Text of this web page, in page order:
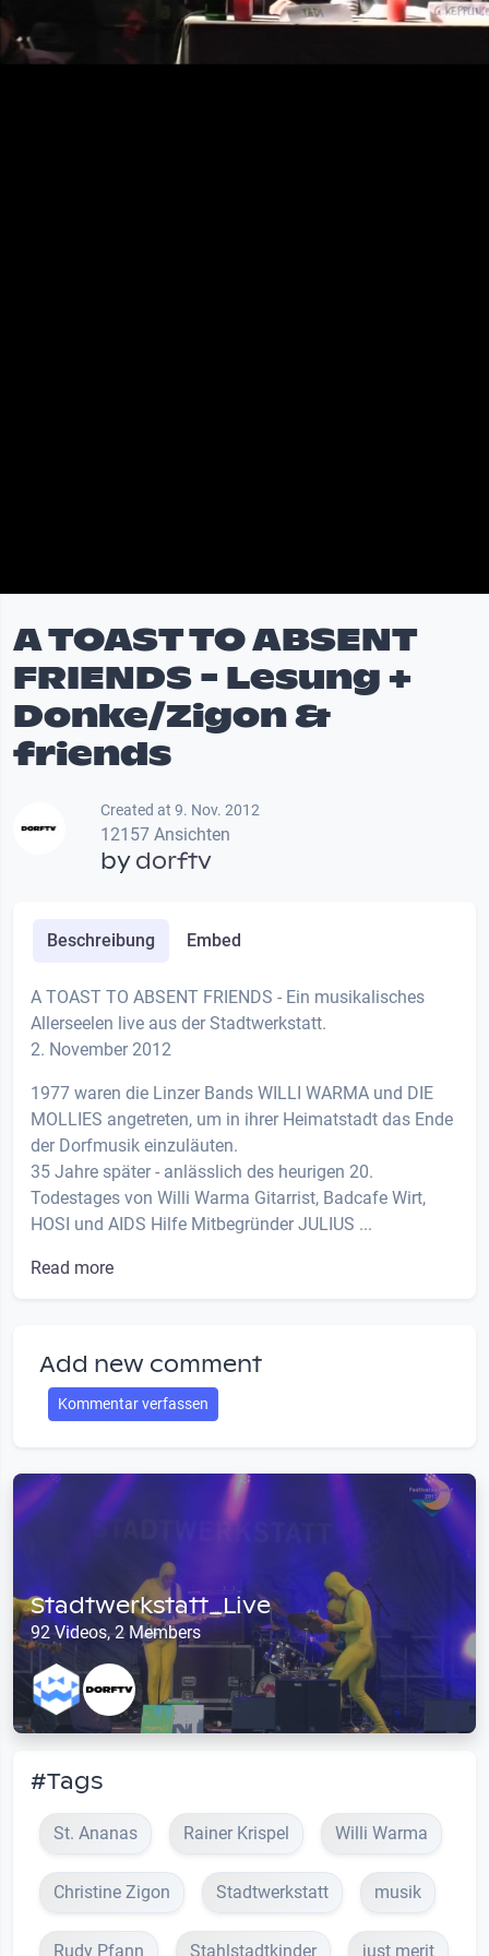
A TOAST TO ABSENT
FRIENDS - Lesung +
Donke/Zigon &
friends
Created at 9. Nov. 2012
12157 Ansichten
bydorftv
Beschreibung Embed
A TOAST TO ABSENT FRIENDS - Ein musikalisches
Allerseelen live aus der Stadtwerkstatt.
2. November 2012
1977 waren die Linzer Bands WILLI WARMA und DIE
MOLLIES angetreten, um in ihrer Heimatstadt das Ende
der Dorfmusik einzuläuten.
35 Jahre später - anlässlich des heurigen 20.
Todestages von Willi Warma Gitarrist, Badcafe Wirt,
HOSI und AIDS Hilfe Mitbegründer JULIUS ...
Read more
Add new comment
Kommentar verfassen
Stadtwerkstatt_Live
92 Videos, 2 Members
#Tags
St. Ananas Rainer Krispel Willi Warma
Christine Zigon Stadtwerkstatt musik
Rudy Pfann Stahlstadtkinder just merit